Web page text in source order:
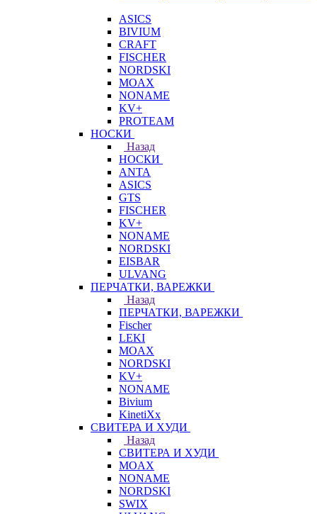
ASICS
BIVIUM
CRAFT
FISCHER
NORDSKI
MOAX
NONAME
KV+
PROTEAM
НОСКИ
Назад
НОСКИ
ANTA
ASICS
GTS
FISCHER
KV+
NONAME
NORDSKI
EISBAR
ULVANG
ПЕРЧАТКИ, ВАРЕЖКИ
Назад
ПЕРЧАТКИ, ВАРЕЖКИ
Fischer
LEKI
MOAX
NORDSKI
KV+
NONAME
Bivium
KinetiXx
СВИТЕРА И ХУДИ
Назад
СВИТЕРА И ХУДИ
MOAX
NONAME
NORDSKI
SWIX